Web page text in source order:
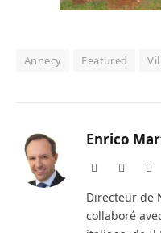
Annecy Featured
Enrico
Website Facebook
Directeur de
collaboré